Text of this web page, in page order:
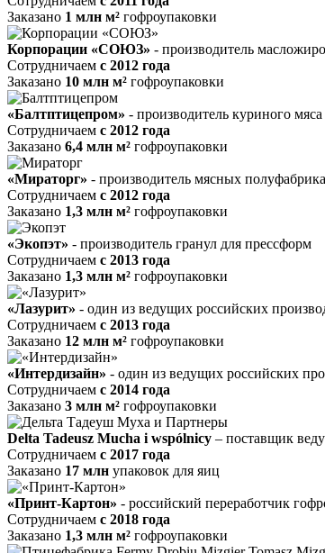
Заказано 1 млн м² гофроупаковки
Корпорации «СОЮЗ» - производитель
Сотрудничаем c 2012 года
Заказано 10 млн м² гофроупаковки
«Балтптицепром» - производитель куриного мяса
Сотрудничаем c 2012 года
Заказано 6,4 млн м² гофроупаковки
«Мираторг» - производитель мясных
Сотрудничаем c 2012 года
Заказано 1,3 млн м² гофроупаковки
«Экопэт» - производитель гранул для прессформ
Сотрудничаем c 2013 года
Заказано 1,3 млн м² гофроупаковки
«Лазурит» - один из ведущих российских
Сотрудничаем c 2013 года
Заказано 12 млн м² гофроупаковки
«Интердизайн» - один из ведущих российских
Сотрудничаем c 2014 года
Заказано 3 млн м² гофроупаковки
Delta Tadeusz Mucha i wspólnicy – поставщик
Сотрудничаем c 2017 года
Заказано 17 млн упаковок для яиц
«Принт-Картон» - российский переработчик
Сотрудничаем c 2018 года
Заказано 1,3 млн м² гофроупаковки